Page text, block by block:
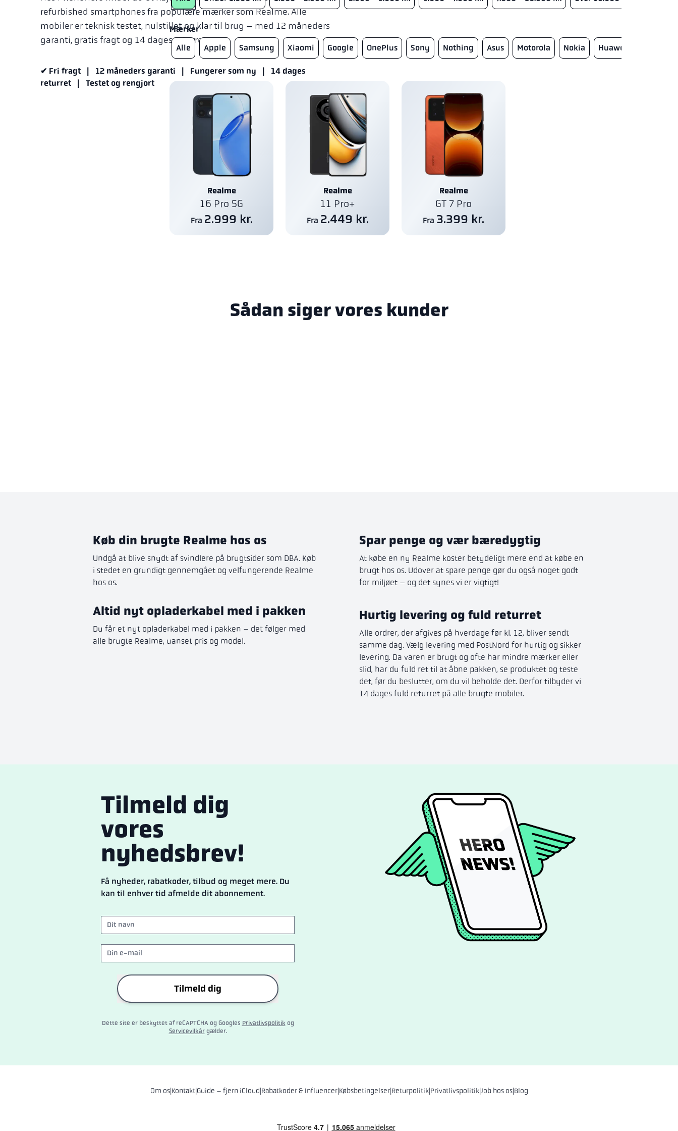
refurbished smartphones fra populære mærker som Realme. Alle
mobiler er teknisk testet, nulstillet og klar til brug – med 12 måneders
garanti, gratis fragt og 14 dages returret.
✔ Fri fragt | 12 måneders garanti | Fungerer som ny | 14 dages
returret | Testet og rengjort
Mærker
Alle
Apple Samsung Xiaomi Google OnePlus Sony Nothing Asus Motorola Nokia Huawei
Realme
16 Pro 5G
Fra 2.999 kr.
Realme
11 Pro+
Fra 2.449 kr.
Realme
GT 7 Pro
Fra 3.399 kr.
Sådan siger vores kunder
Køb din brugte Realme hos os
Undgå at blive snydt af svindlere på brugtsider som DBA. Køb
i stedet en grundigt gennemgået og velfungerende Realme
hos os.
Altid nyt opladerkabel med i pakken
Du får et nyt opladerkabel med i pakken – det følger med
alle brugte Realme, uanset pris og model.
Spar penge og vær bæredygtig
At købe en ny Realme koster betydeligt mere end at købe en
brugt hos os. Udover at spare penge gør du også noget godt
for miljøet – og det synes vi er vigtigt!
Hurtig levering og fuld returret
Alle ordrer, der afgives på hverdage før kl. 12, bliver sendt
samme dag. Vælg levering med PostNord for hurtig og sikker
levering. Da varen er brugt og ofte har mindre mærker eller
slid, har du fuld ret til at åbne pakken, se produktet og teste
det, før du beslutter, om du vil beholde det. Derfor tilbyder vi
14 dages fuld returret på alle brugte mobiler.
Tilmeld dig
vores
nyhedsbrev!
Få nyheder, rabatkoder, tilbud og meget mere. Du
kan til enhver tid afmelde dit abonnement.
Tilmeld dig
Dette site er beskyttet af reCAPTCHA og Googles Privatlivspolitik og
Servicevilkårgælder.
Om os|Kontakt|Guide – fjern iCloud|Rabatkoder & Influencer|Købsbetingelser|Returpolitik|Privatlivspolitik|Job hos os|Blog